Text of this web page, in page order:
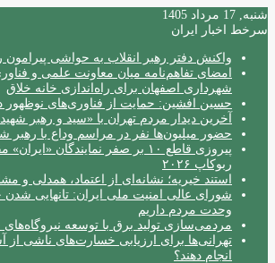
شنبه, 17 مرداد 1405
سرخط اخبار ایران
واکنش دفتر رهبر انقلاب به حواشی
امضای تفاهم‌نامه میان معاونت علمی و
شهرداری اصفهان برای راه‌اندازی خانه خلاق
حسین افشین: حمایت از فناوری‌های نوظهور
آخرین دیدار مردم تهران با «سید و رهبر
حضور میلیون‌ها نفر در مراسم وداع با رهبر
پیروزی قاطع ۱۰ بر صفر نمایندگان
ربوکاپ ۲۰۲۶
استند خیریه؛ نشانه‌ای از اعتماد، همدلی و
شورای عالی امنیت ملی ایران: تانهایی شدن
وحدت مردم داریم
مردمی‌سازی تولید برق با توسعه
تهرانی‌ها برای ارزیابی خسارت‌های ناشی از
انجام دهند؟